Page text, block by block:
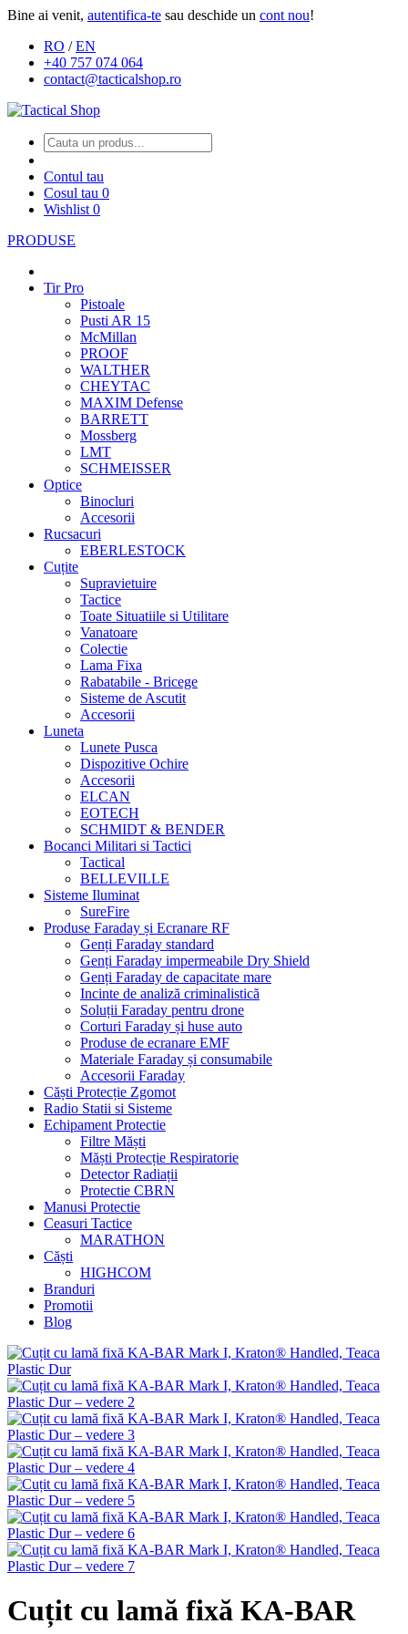
Bine ai venit, autentifica-te sau deschide un cont nou!
RO /EN
+40 757 074 064
contact@tacticalshop.ro
Contul tau
Cosul tau 0
Wishlist 0
PRODUSE
Tir Pro
Pistoale
Pusti AR 15
McMillan
PROOF
WALTHER
CHEYTAC
MAXIM Defense
BARRETT
Mossberg
LMT
SCHMEISSER
Optice
Binocluri
Accesorii
Rucsacuri
EBERLESTOCK
Cuțite
Supravietuire
Tactice
Toate Situatiile si Utilitare
Vanatoare
Colectie
Lama Fixa
Rabatabile - Bricege
Sisteme de Ascutit
Accesorii
Luneta
Lunete Pusca
Dispozitive Ochire
Accesorii
ELCAN
EOTECH
SCHMIDT & BENDER
Bocanci Militari si Tactici
Tactical
BELLEVILLE
Sisteme Iluminat
SureFire
Produse Faraday și Ecranare RF
Genți Faraday standard
Genți Faraday impermeabile Dry Shield
Genți Faraday de capacitate mare
Incinte de analiză criminalistică
Soluții Faraday pentru drone
Corturi Faraday și huse auto
Produse de ecranare EMF
Materiale Faraday și consumabile
Accesorii Faraday
Căști Protecție Zgomot
Radio Statii si Sisteme
Echipament Protectie
Filtre Măști
Măști Protecție Respiratorie
Detector Radiații
Protectie CBRN
Manusi Protectie
Ceasuri Tactice
MARATHON
Căști
HIGHCOM
Branduri
Promotii
Blog
Cuțit cu lamă fixă KA-BAR